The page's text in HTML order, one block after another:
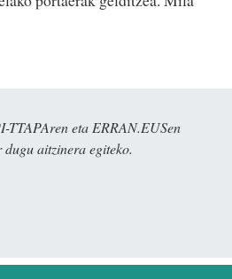
TTAPAren eta ERRAN.EUSen
aitzinera egiteko.